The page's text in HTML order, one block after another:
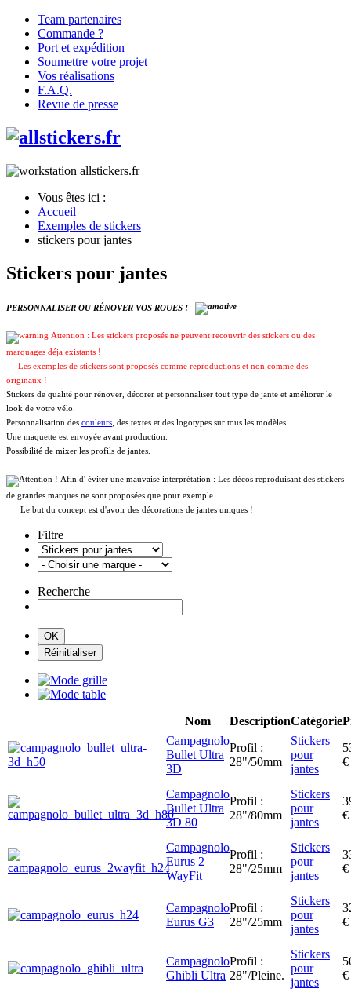
Team partenaires
Commande ?
Port et expédition
Soumettre votre projet
Vos réalisations
F.A.Q.
Revue de presse
Vous êtes ici :
Accueil
Exemples de stickers
stickers pour jantes
Stickers pour jantes
PERSONNALISER OU RÉNOVER VOS ROUES !
Attention : Les stickers proposés ne peuvent recouvrir des stickers ou des
marquages déja existants !
Les exemples de stickers sont proposés comme reproductions et non comme des
originaux !
Stickers de qualité pour rénover, décorer et personnaliser tout type de jante et améliorer le
look de votre vélo.
Personnalisation des couleurs , des textes et des logotypes sur tous les modèles.
Une maquette est envoyée avant production.
Possibilité de mixer les profils de jantes.
Afin d' éviter une mauvaise interprétation : Les décos reproduisant des stickers
de grandes marques ne sont proposées que pour exemple.
Le but du concept est d'avoir des décorations de jantes uniques !
Filtre
Recherche
Nom DescriptionCatégorie
Campagnolo
Bullet Ultra
3D
Profil :
28"/50mm
Stickers
pour
jantes
€
Campagnolo
Bullet Ultra
3D 80
Profil :
28"/80mm
Stickers
pour
jantes
€
Campagnolo
Eurus 2
WayFit
Profil :
28"/25mm
Stickers
pour
jantes
€
Campagnolo
Eurus G3
Profil :
28"/25mm
Stickers
pour
jantes
€
Campagnolo
Ghibli Ultra
Profil :
28"/Pleine.
Stickers
pour
jantes
€